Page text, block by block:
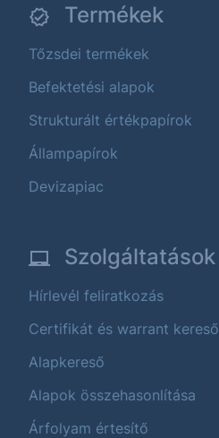
Termékek
Tőzsdei termékek
Befektetési alapok
Strukturált értékpapírok
Állampapírok
Devizapiac
Szolgáltatások
Hírlevél feliratkozás
Certifikát és warrant kereső
Alapkereső
Alapok összehasonlítása
Árfolyam értesítő